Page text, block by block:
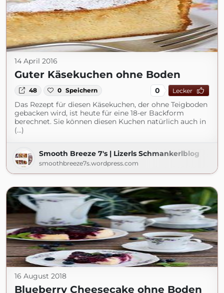
14 April 2016
Guter Käsekuchen ohne Boden
48 0 Speichern 0 Lecker
Das Rezept für diesen Käsekuchen, der ohne Teigboden
gebacken wird, ist heute für eine 18-er Backform
berechnet. Sie können diesen Kuchen natürlich auch in
(...)
Smooth Breeze 7's | Lizerls Schmankerlblog
smoothbreeze7s.wordpress.com
16 August 2018
Blueberry Cheesecake ohne Boden